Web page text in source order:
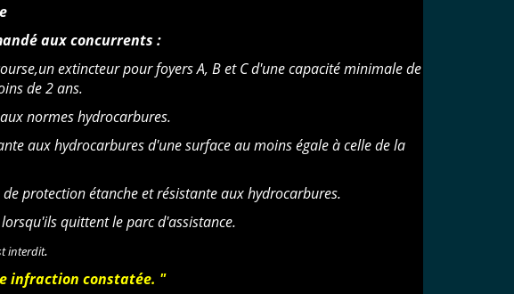
aux concurrents :
extincteur pour foyers A, B et C d'une capacité minimale de
de 2 ans.
normes hydrocarbures.
aux hydrocarbures d'une surface au moins égale à celle de la
protection étanche et résistante aux hydrocarbures.
quittent le parc d'assistance.
interdit.
infraction constatée. "